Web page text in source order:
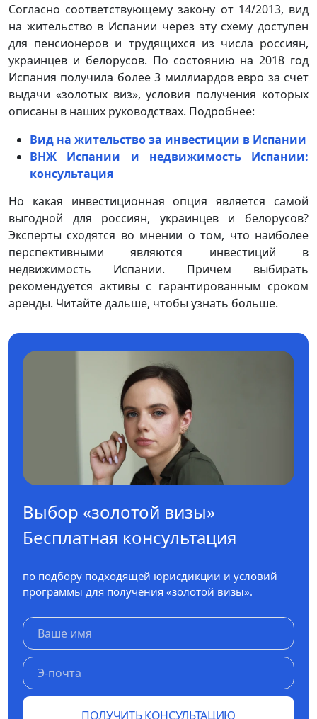
Согласно соответствующему закону от 14/2013, вид
на жительство в Испании через эту схему доступен
для пенсионеров и трудящихся из числа россиян,
украинцев и белорусов. По состоянию на 2018 год
Испания получила более 3 миллиардов евро за счет
выдачи «золотых виз», условия получения которых
описаны в наших руководствах. Подробнее:
Вид на жительство за инвестиции в Испании
ВНЖ Испании и недвижимость Испании:
консультация
Но какая инвестиционная опция является самой
выгодной для россиян, украинцев и белорусов?
Эксперты сходятся во мнении о том, что наиболее
перспективными являются инвестиций в
недвижимость Испании. Причем выбирать
рекомендуется активы с гарантированным сроком
аренды. Читайте дальше, чтобы узнать больше.
Выбор «золотой визы»
Бесплатная консультация
по подбору подходящей юрисдикции и условий
программы для получения «золотой визы».
ПОЛУЧИТЬ КОНСУЛЬТАЦИЮ